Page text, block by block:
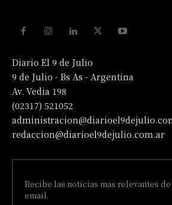
Diario El 9 de Julio
9 de Julio - Bs As - Argentina
Av. Vedia 198
(02317) 521052
redaccion@diarioel9dejulio.com.ar
Recibe las noticias mas relevantes de
email.